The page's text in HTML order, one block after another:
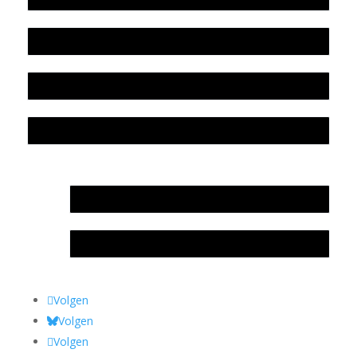
Volgen
Volgen
Volgen